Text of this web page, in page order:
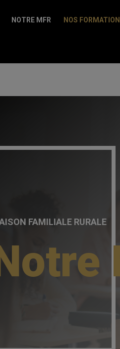
NOTRE MFR NOS
FAMILIALE RURALE